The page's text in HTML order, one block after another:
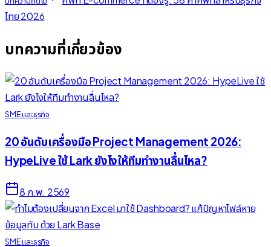
ไทย 2026
บทความที่เกี่ยวข้อง
SME และธุรกิจ
20 อันดับเครื่องมือ Project Management 2026:
HypeLive ใช้ Lark ยังไงให้ทีมทำงานลื่นไหล?
8 ก.พ. 2569
SME และธุรกิจ